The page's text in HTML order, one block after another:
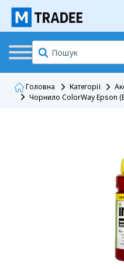
Головна Категорії
Чорнило ColorWay Epson